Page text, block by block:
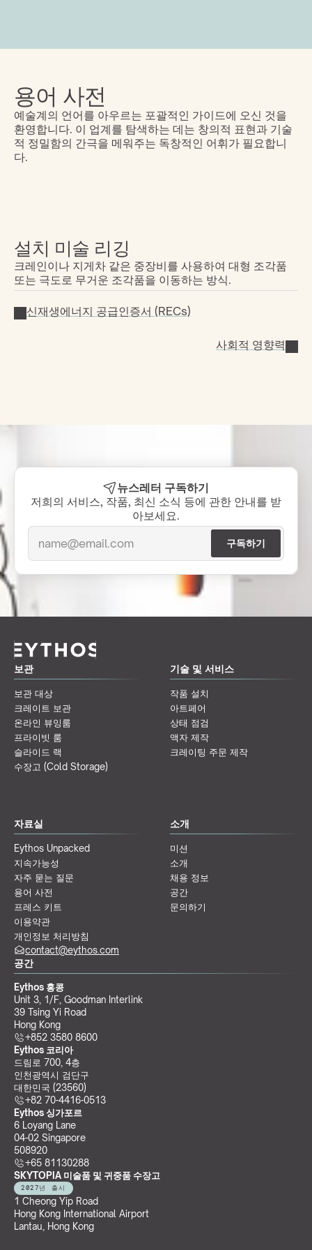
용어 사전
예술계의 언어를 아우르는 포괄적인 가이드에 오신 것을
환영합니다. 이 업계를 탐색하는 데는 창의적 표현과 기술
적 정밀함의 간극을 메워주는 독창적인 어휘가 필요합니
다.
설치 미술 리깅
크레인이나 지게차 같은 중장비를 사용하여 대형 조각품
또는 극도로 무거운 조각품을 이동하는 방식.
신재생에너지 공급인증서 (RECs)
사회적 영향력
뉴스레터 구독하기
저희의 서비스, 작품, 최신 소식 등에 관한 안내를 받
아보세요.
보관
보관 대상
크레이트 보관
온라인 뷰잉룸
프라이빗 룸
슬라이드 랙
수장고 (Cold Storage)
기술 및 서비스
작품 설치
아트페어
상태 점검
액자 제작
크레이팅 주문 제작
자료실
Eythos Unpacked
지속가능성
자주 묻는 질문
용어 사전
프레스 키트
이용약관
개인정보 처리방침
소개
미션
소개
채용 정보
공간
문의하기
공간
Eythos 홍콩
Unit 3, 1/F, Goodman Interlink
39 Tsing Yi Road
Hong Kong
+852 3580 8600
Eythos 코리아
드림로 700, 4층
인천광역시 검단구
대한민국 (23560)
+82 70-4416-0513
Eythos 싱가포르
6 Loyang Lane
04-02 Singapore
508920
+65 81130288
SKYTOPIA 미술품 및 귀중품 수장고
2027년 출시
1 Cheong Yip Road
Hong Kong International Airport
Lantau, Hong Kong
contact@eythos.com